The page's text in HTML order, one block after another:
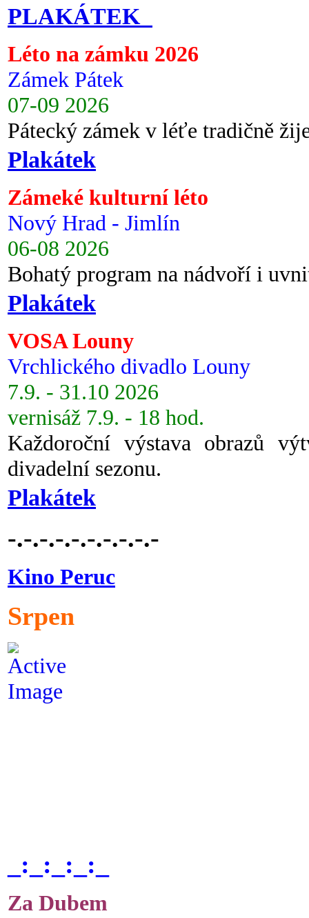
PLAKÁTEK
Léto na zámku 2026
Zámek Pátek
07-09 2026
Pátecký zámek v léťe tradičně
Plakátek
Zámeké kulturní léto
Nový Hrad - Jimlín
06-08 2026
Bohatý program na nádvoří i
Plakátek
VOSA Louny
Vrchlického divadlo Louny
7.9. - 31.10 2026
vernisáž 7.9. - 18 hod.
Každoroční výstava obrazů
divadelní sezonu.
Plakátek
-.-.-.-.-.-.-.-.-.-
Kino Peruc
Srpen
_:_:_:_:_
Za Dubem